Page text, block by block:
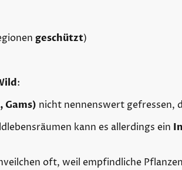
geschützt)
:
Gams) nicht nennenswert gefressen,
kann es allerdings ein
oft, weil empfindliche